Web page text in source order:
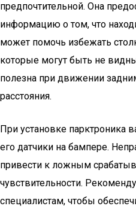
предпочтительной. Она
информацию о том, что
может помочь избежать
которые могут быть не
полезна при движении
расстояния.
При установке парктроника
его датчики на бампере.
привести к ложным
чувствительности.
специалистам, чтобы